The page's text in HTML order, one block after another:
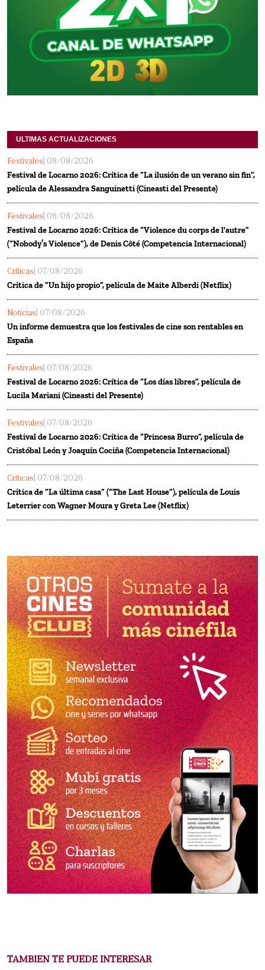
ULTIMAS ACTUALIZACIONES
Festivales | 08/08/2026
Festival de Locarno 2026: Crítica de “La ilusión de un verano sin fin”,
película de Alessandra Sanguinetti (Cineasti del Presente)
Festivales | 08/08/2026
Festival de Locarno 2026: Crítica de “Violence du corps de l'autre”
(“Nobody’s Violence”), de Denis Côté (Competencia Internacional)
Críticas | 07/08/2026
Crítica de “Un hijo propio”, película de Maite Alberdi (Netflix)
Noticias | 07/08/2026
Un informe demuestra que los festivales de cine son rentables en
España
Festivales | 07/08/2026
Festival de Locarno 2026: Crítica de “Los días libres”, película de
Lucila Mariani (Cineasti del Presente)
Festivales | 07/08/2026
Festival de Locarno 2026: Crítica de “Princesa Burro”, película de
Cristóbal León y Joaquín Cociña (Competencia Internacional)
Críticas | 07/08/2026
Crítica de “La última casa” (“The Last House”), película de Louis
Leterrier con Wagner Moura y Greta Lee (Netflix)
TAMBIEN TE PUEDE INTERESAR